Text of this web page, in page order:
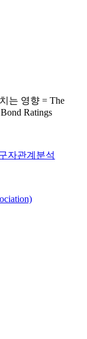
는 영향 = The
Ratings
자관계분석